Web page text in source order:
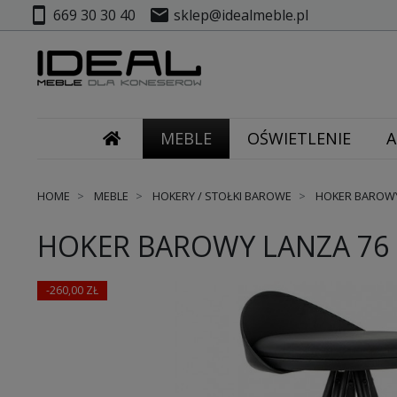
smartphone 669 30 30 40 mail sklep@idealmeble.pl
MEBLE OŚWIETLENIE
HOME MEBLE HOKERY / STOŁKI BAROWE HOKER
HOKER BAROWY LANZA 76
-260,00 ZŁ